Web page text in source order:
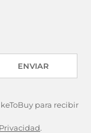
ENVIAR
para recibir
.